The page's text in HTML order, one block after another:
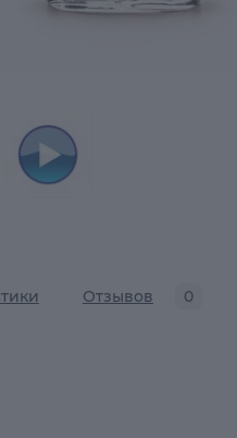
Отзывов 0